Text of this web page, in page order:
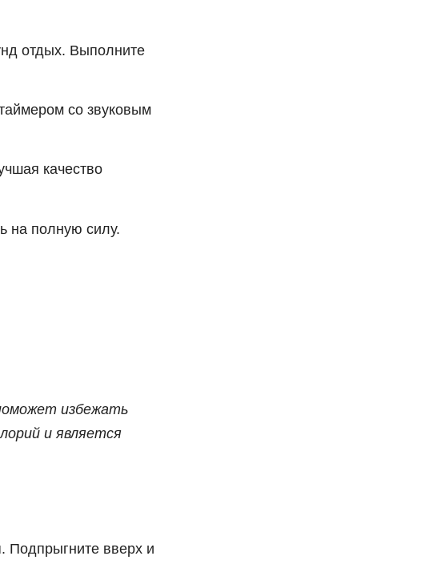
отдых. Выполните
со звуковым
качество
на полную силу.
избежать
и является
Подпрыгните вверх и